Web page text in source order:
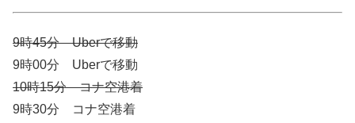
9時45分 Uberで移動
9時00分 Uberで移動
10時15分 コナ空港着
9時30分 コナ空港着